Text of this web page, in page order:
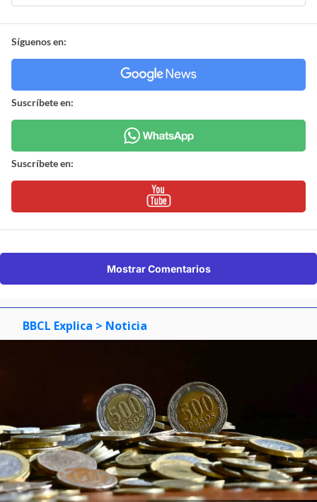
Síguenos en:
Suscríbete en:
Suscríbete en:
Mostrar Comentarios
BBCL Explica > Noticia